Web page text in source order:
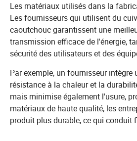
Les matériaux utilisés dans la
Les fournisseurs qui utilisent du
caoutchouc garantissent une
transmission efficace de l'énergie,
sécurité des utilisateurs et des
Par exemple, un fournisseur
résistance à la chaleur et la
mais minimise également l'usure,
matériaux de haute qualité, les
produit plus durable, ce qui conduit